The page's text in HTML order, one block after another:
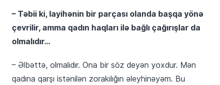
– Təbii ki, layihənin bir parçası olanda başqa yönə
çevrilir, amma qadın haqları ilə bağlı çağırışlar da
olmalıdır…
– Əlbəttə, olmalıdır. Ona bir söz deyən yoxdur. Mən
qadına qarşı istənilən zorakılığın əleyhinəyəm. Bu